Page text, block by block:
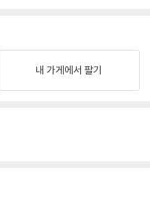
내 가게에서 팔기